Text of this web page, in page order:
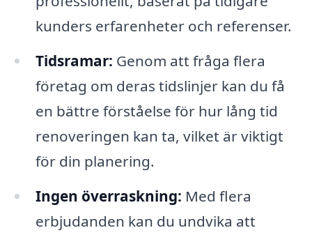
kunders erfarenheter och referenser.
Tidsramar: Genom att fråga flera
företag om deras tidslinjer kan du få
en bättre förståelse för hur lång tid
renoveringen kan ta, vilket är viktigt
för din planering.
Ingen överraskning: Med flera
erbjudanden kan du undvika att